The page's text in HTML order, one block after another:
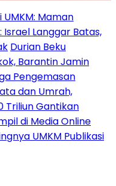
Maman
Israel Langgar Batas,
Durian Beku
Barantin Jamin
Pengemasan
dan Umrah,
Triliun Gantikan
di Media Online
UMKM Publikasi